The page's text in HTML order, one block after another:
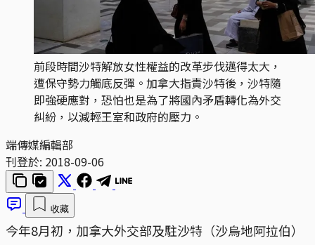
前段時間沙特解放女性權益的改革步伐邁得太大，
遭保守勢力觸底反彈。加拿大指責沙特後，沙特隨
即強硬應對，恐怕也是為了將國內矛盾轉化為外交
糾紛，以減輕王室和政府的壓力。
端傳媒編輯部
刊登於: 2018-09-06
收藏
今年8月初，加拿大外交部及駐沙特（沙烏地阿拉伯）